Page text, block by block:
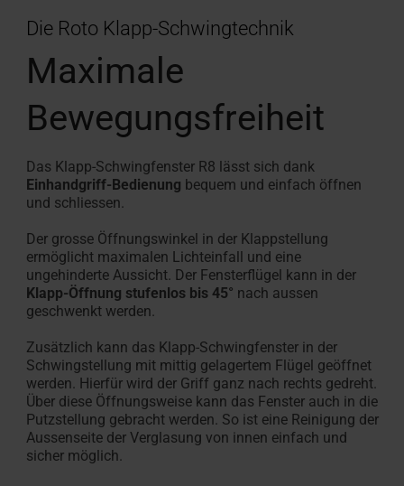
Die Roto Klapp-Schwingtechnik
Maximale
Bewegungsfreiheit
Das Klapp-Schwingfenster R8 lässt sich dank
Einhandgriff-Bedienung bequem und einfach öffnen
und schliessen.
Der grosse Öffnungswinkel in der Klappstellung
ermöglicht maximalen Lichteinfall und eine
ungehinderte Aussicht. Der Fensterflügel kann in der
Klapp-Öffnung stufenlos bis 45° nach aussen
geschwenkt werden.
Zusätzlich kann das Klapp-Schwingfenster in der
Schwingstellung mit mittig gelagertem Flügel geöffnet
werden. Hierfür wird der Griff ganz nach rechts gedreht.
Über diese Öffnungsweise kann das Fenster auch in die
Putzstellung gebracht werden. So ist eine Reinigung der
Aussenseite der Verglasung von innen einfach und
sicher möglich.